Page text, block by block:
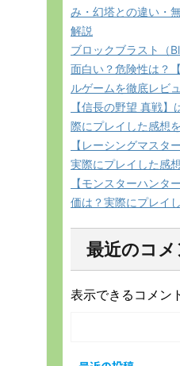
み・幻塔との違い・
解説
ブロックブラスト（
面白い？危険性は？
ルゲームを徹底レビ
【信長の野望 真戦
際にプレイした感想
【レーシングマスタ
実際にプレイした感
【モンスターハンタ
価は？実際にプレイ
最近のコメ
表示できるコメン